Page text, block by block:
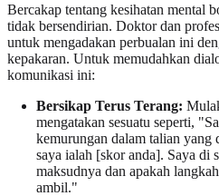
Bercakap tentang kesihatan mental
tidak bersendirian. Doktor dan
untuk mengadakan perbualan ini
kepakaran. Untuk memudahkan
komunikasi ini:
Bersikap Terus Terang:
mengatakan sesuatu seperti,
kemurungan dalam talian
saya ialah [skor anda]. Saya di
maksudnya dan apakah
ambil."